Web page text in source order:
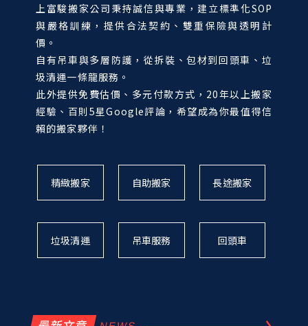
上富駿搬家公司秉持誠信與專業，建立標準化SOP
與嚴格訓練，提供合法契約、雙重保險與透明計
價。
自有吊車與多層防護，從拆裝、包材到回頭車、垃
圾清運一條龍服務。
此外提供免費估價、多元付款方式，20年以上搬家
經驗、百則5星Google評論，希望成為你最值得信
賴的搬家夥伴！
精緻搬家 自助搬家 長途搬家
垃圾清運 吊車服務 回頭車